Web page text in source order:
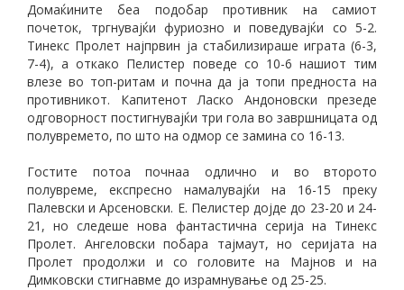
Домаќините беа подобар противник на самиот
почеток, тргнувајќи фуриозно и поведувајќи со 5-2.
Тинекс Пролет најпрвин ја стабилизираше играта (6-3,
7-4), а откако Пелистер поведе со 10-6 нашиот тим
влезе во топ-ритам и почна да ја топи предноста на
противникот. Капитенот Ласко Андоновски презеде
одговорност постигнувајќи три гола во завршницата од
полувремето, по што на одмор се замина со 16-13.
Гостите потоа почнаа одлично и во второто
полувреме, експресно намалувајќи на 16-15 преку
Палевски и Арсеновски. Е. Пелистер дојде до 23-20 и 24-
21, но следеше нова фантастична серија на Тинекс
Пролет. Ангеловски побара тајмаут, но серијата на
Пролет продолжи и со головите на Мајнов и на
Димковски стигнавме до израмнување од 25-25.